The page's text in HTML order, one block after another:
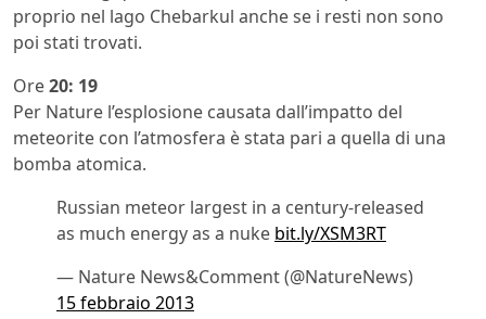
proprio nel lago Chebarkul anche se i resti non sono
poi stati trovati.
Ore20: 19
Per Nature l’esplosione causata dall’impatto del
meteorite con l’atmosfera è stata pari a quella di una
bomba atomica.
Russian meteor largest in a century-released
as much energy as a nuke bit.ly/XSM3RT
— Nature News&Comment (@NatureNews)
15 febbraio 2013